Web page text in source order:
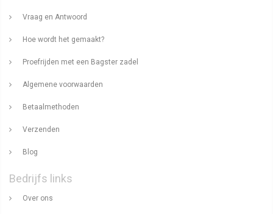
Vraag en Antwoord
Hoe wordt het gemaakt?
Proefrijden met een Bagster zadel
Algemene voorwaarden
Betaalmethoden
Verzenden
Blog
Bedrijfs links
Over ons